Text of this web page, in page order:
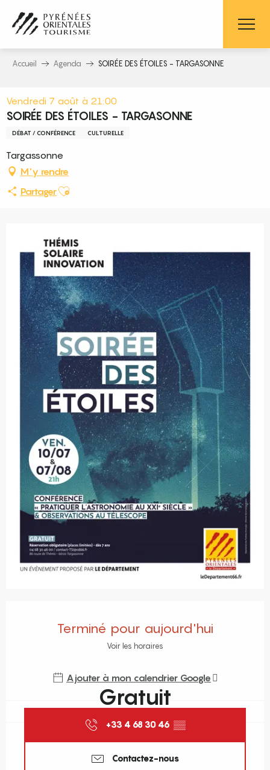
contenu
principal
Accueil Agenda SOIRÉE DES ÉTOILES - TARGASONNE
Vendredi 7 août à 21:00
SOIRÉE DES ÉTOILES - TARGASONNE
DÉBAT / CONFÉRENCE CULTURELLE
Targassonne
M'y rendre
PartagerAjouter aux favoris
Terminé pour aujourd'hui
Voir les horaires
Ajouter à mon calendrier Google
Gratuit
+33 4 68 30 46 ▒▒
Contactez-nous